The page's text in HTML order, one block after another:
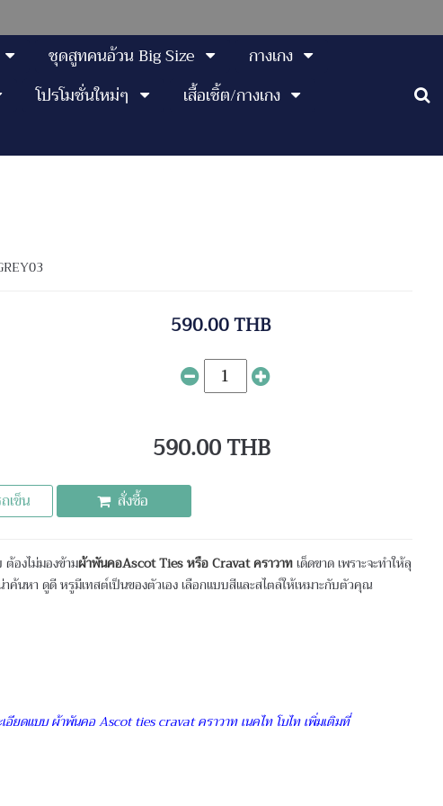
ชุดสูทคนอ้วน Big Size
กางเกง
โปรโมชั่นใหม่ๆ
เสื้อเชิ้ต/กางเกง
590.00 THB
590.00 THB
เข็น สั่งซื้อ
องไม่มองข้ามผ้าพันคอAscot Ties หรือ Cravat คราวาทเด็ดขาด เพราะจะทำให้ลุ
นหา ดูดี หรูมีเทสต์เป็นของตัวเอง เลือกแบบสีและสไตล์ให้เหมาะกับตัวคุณ
อียดแบบ ผ้าพันคอ Ascot ties cravat คราวาท เนคไท โบไท เพิ่มเติมที่